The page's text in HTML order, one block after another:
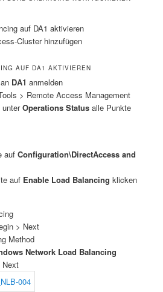
auf DA1 aktivieren
Cluster hinzufügen
AUF DA1 AKTIVIEREN
DA1 anmelden
> Remote Access Management
unterOperations Statusalle Punkte
auf Configuration\DirectAccess and
auf Enable Load Balancing klicken
> Next
Method
Network Load Balancing